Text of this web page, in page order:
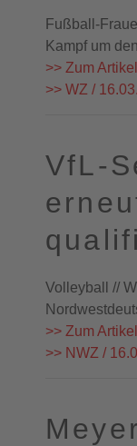
Fußball-
Kampf um
>> Zum
>> WZ /
VfL-
Volleyball //
>> Zum
>> NWZ /